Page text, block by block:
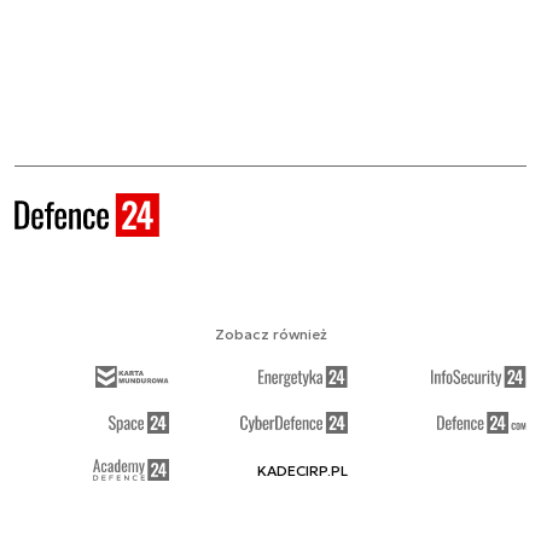
Zobacz również
KADECIRP.PL